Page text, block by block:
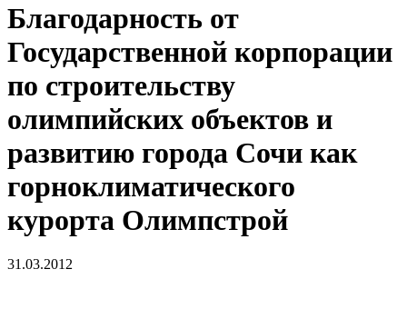
Благодарность от
Государственной корпорации
по строительству
олимпийских объектов и
развитию города Сочи как
горноклиматического
курорта Олимпстрой
31.03.2012